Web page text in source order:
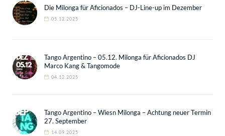
Die Milonga für Aficionados – DJ-Line-up im Dezember
05.12.2025
Tango Argentino – 05.12. Milonga für Aficionados DJ
Marco Kang & Tangomode
04.12.2025
Tango Argentino – Wiesn Milonga – Achtung neuer Termin
27. September
14.09.2025